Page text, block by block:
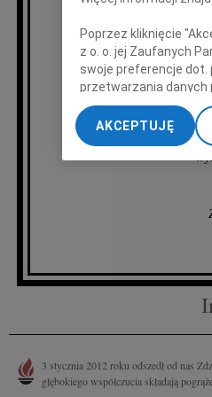
3 stycznia 2012 roku odszedł od nas
głębokiego współczucia składają
Poprzez kliknięcie
z o. o. jej Zaufanych
swoje preferencje dot.
przetwarzania danych
„Ustawienia
My, nasi Zaufani
dokładnych danych
Przechowywanie
AKCEPTUJĘ